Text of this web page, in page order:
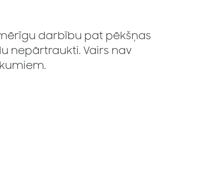
darbību pat pēkšņas
nepārtraukti. Vairs nav